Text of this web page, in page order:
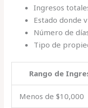
Ingresos
Estado donde
Número de
Tipo de
Rango de
Menos de $10,000